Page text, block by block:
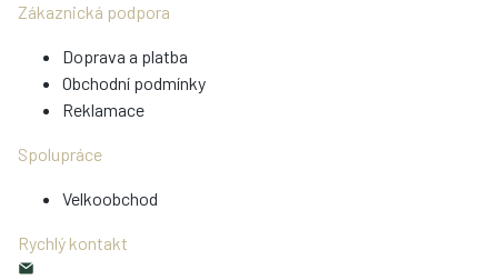
Zákaznická podpora
Doprava a platba
Obchodní podmínky
Reklamace
Spolupráce
Velkoobchod
Rychlý kontakt